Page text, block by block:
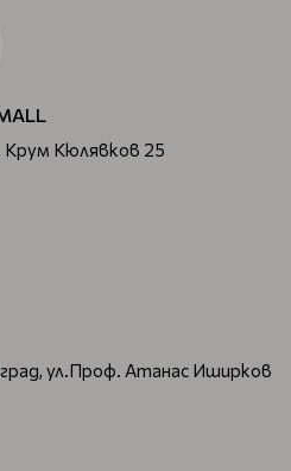
Крум Кюлявков 25
ул.Проф. Атанас Иширков